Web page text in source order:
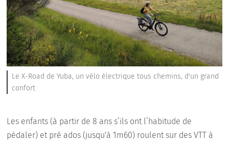
Le X-Road de Yuba, un vélo électrique tous chemins, d'un grand
confort
Les enfants (à partir de 8 ans s’ils ont l’habitude de
pédaler) et pré ados (jusqu'à 1m60) roulent sur des VTT à